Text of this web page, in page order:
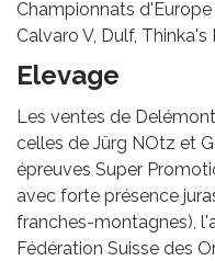
Championnats
Calvaro V, Dulf,
Elevage
Les ventes de
celles de Jürg NOtz et
épreuves Super
avec forte présence
franches-montagnes),
Fédération Suisse des